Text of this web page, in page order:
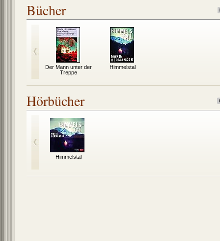
Bücher
Der Mann unter der
Treppe
Himmelstal
Hörbücher
Himmelstal